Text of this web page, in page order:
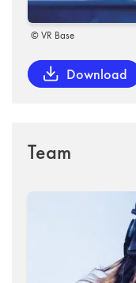
© VR Base
Download
Team